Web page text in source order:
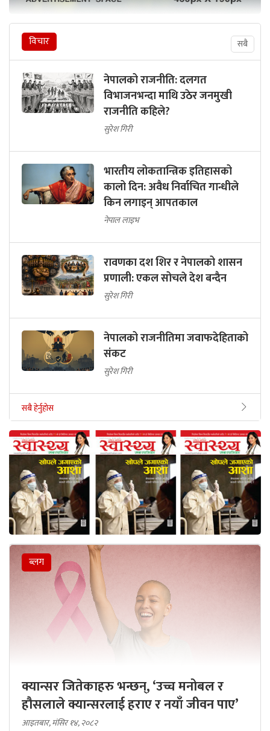
विचार सबै
नेपालको राजनीति: दलगत
विभाजनभन्दा माथि उठेर जनमुखी
राजनीति कहिले?
सुरेश गिरी
भारतीय लोकतान्त्रिक इतिहासको
कालो दिन: अवैध निर्वाचित गान्धीले
किन लगाइन् आपतकाल
नेपाल लाइभ
रावणका दश शिर र नेपालको शासन
प्रणाली: एकल सोचले देश बन्दैन
सुरेश गिरी
नेपालको राजनीतिमा जवाफदेहिताको
संकट
सुरेश गिरी
सबै हेर्नुहोस
ब्लग
क्यान्सर जितेकाहरु भन्छन्, ‘उच्च मनोबल र
हौसलाले क्यान्सरलाई हराए र नयाँ जीवन पाए’
आइतबार, मंसिर १४, २०८२